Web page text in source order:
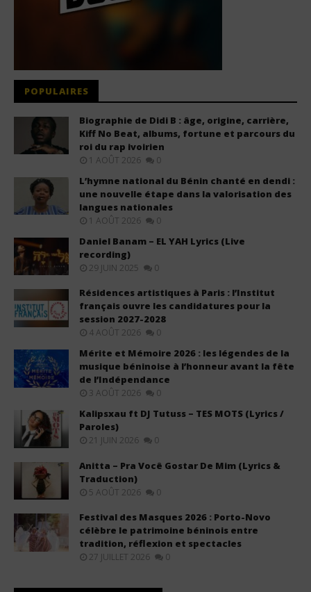
POPULAIRES
Biographie de Didi B : âge, origine, carrière,
Kiff No Beat, albums, fortune et parcours du
roi du rap ivoirien
1 AOÛT 2026 0
L’hymne national du Bénin chanté en dendi :
une nouvelle étape dans la valorisation des
langues nationales
1 AOÛT 2026 0
Daniel Banam – EL YAH Lyrics (Live
recording)
29 JUIN 2025 0
Résidences artistiques à Paris : l’Institut
français ouvre les candidatures pour la
session 2027-2028
4 AOÛT 2026 0
Mérite et Mémoire 2026 : les légendes de la
musique béninoise à l’honneur avant la fête
de l’Indépendance
3 AOÛT 2026 0
Kalipsxau ft DJ Tutuss – TES MOTS (Lyrics /
Paroles)
21 JUIN 2026 0
Anitta – Pra Você Gostar De Mim (Lyrics &
Traduction)
5 AOÛT 2026 0
Festival des Masques 2026 : Porto-Novo
célèbre le patrimoine béninois entre
tradition, réflexion et spectacles
27 JUILLET 2026 0